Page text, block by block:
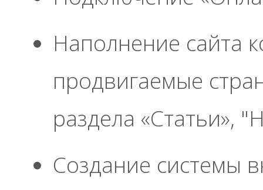
Наполнение сайта
продвигаемые
раздела «Статьи»,
Создание системы